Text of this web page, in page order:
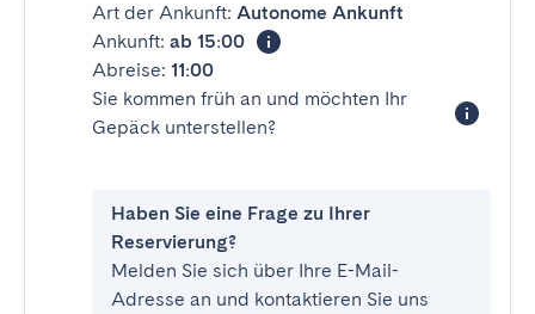
Art der Ankunft: Autonome Ankunft
Ankunft: ab 15:00
Abreise: 11:00
Sie kommen früh an und möchten Ihr
Gepäck unterstellen?
Haben Sie eine Frage zu Ihrer
Reservierung?
Melden Sie sich über Ihre E-Mail-
Adresse an und kontaktieren Sie uns